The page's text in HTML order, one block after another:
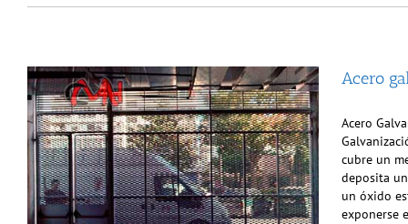
Acero
Acero
cubre un
deposita
un óxido
exponerse